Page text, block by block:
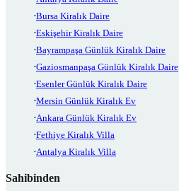
Bursa Kiralık Daire
Eskişehir Kiralık Daire
Bayrampaşa Günlük Kiralık Daire
Gaziosmanpaşa Günlük Kiralık Daire
Esenler Günlük Kiralık Daire
Mersin Günlük Kiralık Ev
Ankara Günlük Kiralık Ev
Fethiye Kiralık Villa
Antalya Kiralık Villa
Sahibinden